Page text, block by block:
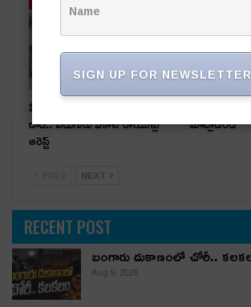
పేకాట స్థావరంపై టాస్క్‌ఫోర్స్
దాడి.. ఏడుగురు పేకాట రాయుళ్లు
అరెస్ట్
మాట్లాడండి
NEXT
RECENT POST
బంగారు దుకాణంలో చోరీ..
Aug 9, 2026
SIGN UP FOR